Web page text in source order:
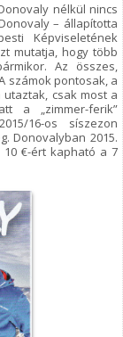
nélkül nincs
– állapította
Képviseletének
mutatja, hogy több
Az összes,
számok pontosak, a
csak most a
a „zimmer-ferik”
16-os síszezon
Donovalyban 2015.
10 €-ért kapható a 7